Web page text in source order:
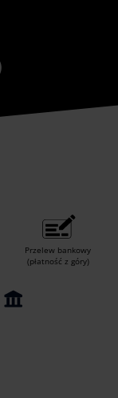
Przelew bankowy
(płatność z góry)